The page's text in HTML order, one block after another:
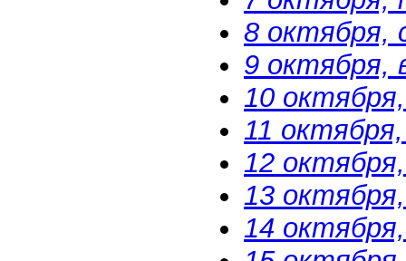
8 октября,
9 октября,
10
11
12
13
14